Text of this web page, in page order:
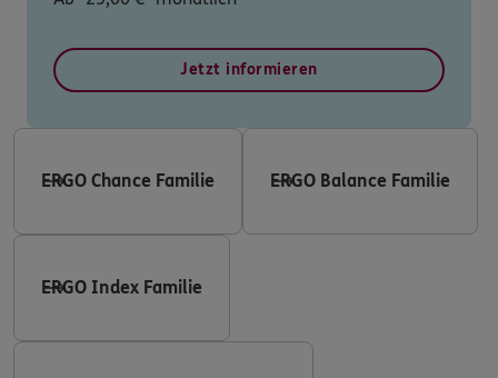
Jetzt informieren
ERGO Chance Familie ERGO Balance Familie
ERGO Index Familie